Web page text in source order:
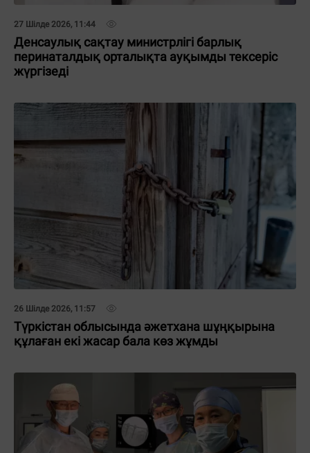
27 Шілде 2026, 11:44
Денсаулық сақтау министрлігі барлық
перинаталдық орталықта ауқымды тексеріс
жүргізеді
26 Шілде 2026, 11:57
Түркістан облысында әжетхана шұңқырына
құлаған екі жасар бала көз жұмды